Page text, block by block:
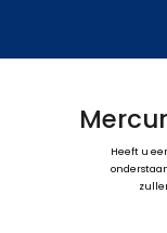
Heeft u